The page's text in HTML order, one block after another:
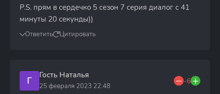
P.S. прям в сердечко 5 сезон 7 серия диалог с 41
минуты 20 секунды))
Ответить Цитировать
Г Гость Наталья
25 февраля 2023 22:48
-6